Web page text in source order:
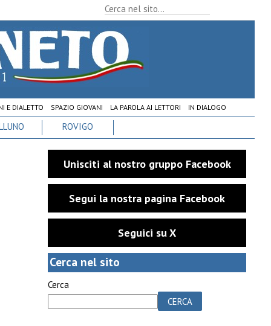
E DIALETTO SPAZIO GIOVANI LA PAROLA AI LETTORI IN DIALOGO
ROVIGO
Unisciti al nostro gruppo Facebook
Segui la nostra pagina Facebook
Seguici su X
Cerca nel sito
Cerca
CERCA